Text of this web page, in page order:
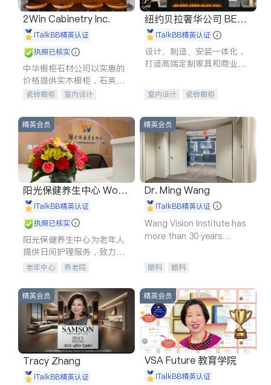
2Win Cabinetry Inc.
iTalkBB精英认证
执照已核实
中华橱柜石材公司以实惠的
价格提供实木橱柜，石英石
台面，多种优质不锈钢水
质厨房，家的选择。
瓷砖橱柜
室内设计
室内装修
纽约贝拉奢华公司 BELL
A LUXE
iTalkBB精英认证
设计、制造、安装一体化，
打造高端定制家具和商业空
室内设计
瓷砖橱柜
售前软装staging
室内装修
精英会员
阳光保健养生中心 World
shine
iTalkBB精英认证
执照已核实
阳光保健养生中心为老年人
提供日间护理服务，致力于
通过持续的护理创新来有效
老年中心 养老院
精英会员
Dr. Ming Wang
iTalkBB精英认证
Wang Vision Institute has
more than 30 years
眼科 眼科
精英会员
Tracy Zhang
iTalkBB精英认证
精英会员
VSA Future 教育学院
iTalkBB精英认证